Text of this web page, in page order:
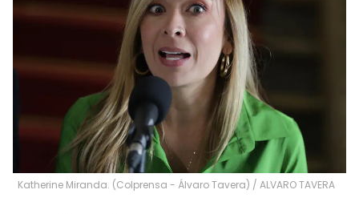
Katherine Miranda. (Colprensa - Álvaro Tavera) / ALVARO TAVERA